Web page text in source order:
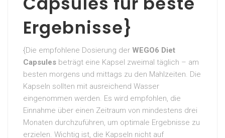
Ergebnisse}
{Die empfohlene Dosierung der WEGO6 Diet
Capsules beträgt eine Kapsel zweimal täglich – am
besten morgens und mittags zu den Mahlzeiten. Die
Kapseln sollten mit ausreichend Wasser
eingenommen werden. Es wird empfohlen, die
Einnahme über einen Zeitraum von mindestens drei
Monaten durchzuführen, um optimale Ergebnisse zu
erzielen. Wichtig ist, die Kapseln nicht auf